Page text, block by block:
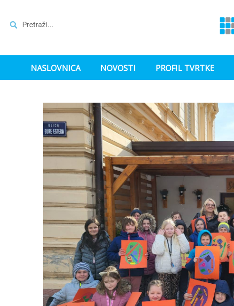
NASLOVNICA NOVOSTI PROFIL TVRTKE